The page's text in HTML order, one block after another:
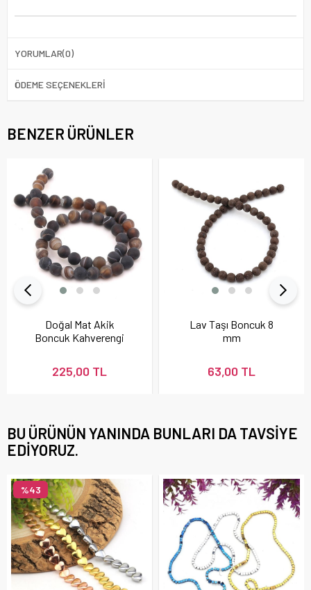
YORUMLAR(0)
ÖDEME SEÇENEKLERI
BENZER ÜRÜNLER
Doğal Mat Akik
Boncuk Kahverengi
225,00 TL
Lav Taşı Boncuk 8
mm
63,00 TL
BU ÜRÜNÜN YANINDA BUNLARI DA TAVSIYE
EDIYORUZ.
%43